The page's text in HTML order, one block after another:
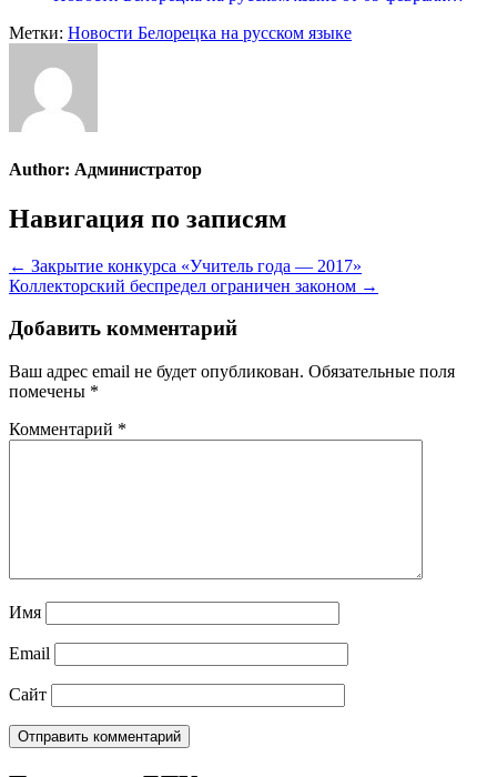
Метки: Новости Белорецка на русском языке
Author: Администратор
Навигация по записям
← Закрытие конкурса «Учитель года — 2017»
Коллекторский беспредел ограничен законом →
Добавить комментарий
Ваш адрес email не будет опубликован. Обязательные поля
помечены *
Комментарий *
Имя
Email
Сайт